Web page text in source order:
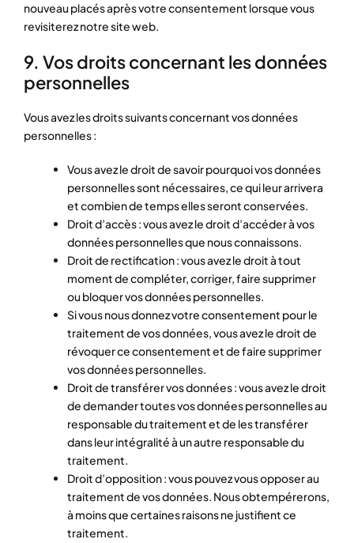
nouveau placés après votre consentement lorsque vous
revisiterez notre site web.
9. Vos droits concernant les données
personnelles
Vous avez les droits suivants concernant vos données
personnelles :
Vous avez le droit de savoir pourquoi vos données
personnelles sont nécessaires, ce qui leur arrivera
et combien de temps elles seront conservées.
Droit d’accès : vous avez le droit d’accéder à vos
données personnelles que nous connaissons.
Droit de rectification : vous avez le droit à tout
moment de compléter, corriger, faire supprimer
ou bloquer vos données personnelles.
Si vous nous donnez votre consentement pour le
traitement de vos données, vous avez le droit de
révoquer ce consentement et de faire supprimer
vos données personnelles.
Droit de transférer vos données : vous avez le droit
de demander toutes vos données personnelles au
responsable du traitement et de les transférer
dans leur intégralité à un autre responsable du
traitement.
Droit d’opposition : vous pouvez vous opposer au
traitement de vos données. Nous obtempérerons,
à moins que certaines raisons ne justifient ce
traitement.